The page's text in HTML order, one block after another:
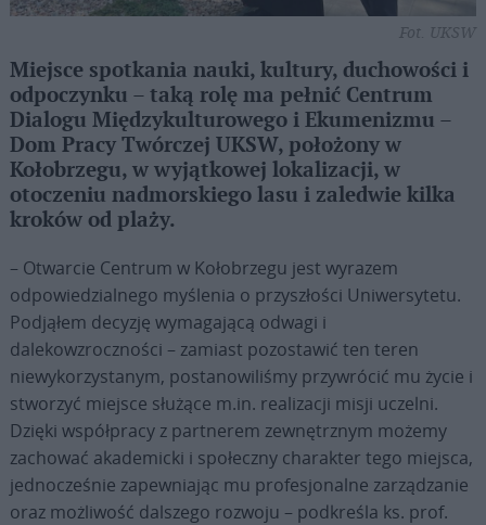
Fot. UKSW
Miejsce spotkania nauki, kultury, duchowości i
odpoczynku – taką rolę ma pełnić Centrum
Dialogu Międzykulturowego i Ekumenizmu –
Dom Pracy Twórczej UKSW, położony w
Kołobrzegu, w wyjątkowej lokalizacji, w
otoczeniu nadmorskiego lasu i zaledwie kilka
kroków od plaży.
– Otwarcie Centrum w Kołobrzegu jest wyrazem
odpowiedzialnego myślenia o przyszłości Uniwersytetu.
Podjąłem decyzję wymagającą odwagi i
dalekowzroczności – zamiast pozostawić ten teren
niewykorzystanym, postanowiliśmy przywrócić mu życie i
stworzyć miejsce służące m.in. realizacji misji uczelni.
Dzięki współpracy z partnerem zewnętrznym możemy
zachować akademicki i społeczny charakter tego miejsca,
jednocześnie zapewniając mu profesjonalne zarządzanie
oraz możliwość dalszego rozwoju – podkreśla ks. prof.